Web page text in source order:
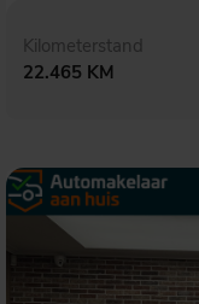
Kilometerstand
22.465 KM